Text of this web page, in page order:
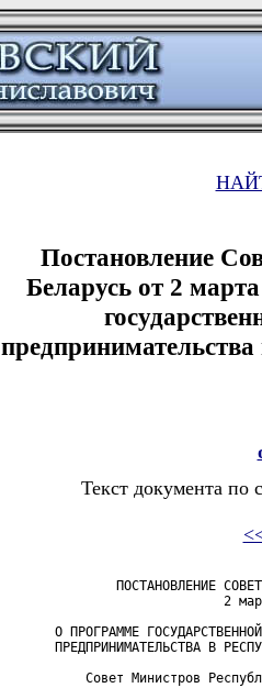
Постановление
Беларусь от 2
Текст документа по
ПОСТАНОВЛЕНИЕ
2
О ПРОГРАММЕ
ПРЕДПРИНИМАТЕЛЬСТВА В
Совет Министров